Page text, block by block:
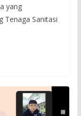
yang
Tenaga Sanitasi